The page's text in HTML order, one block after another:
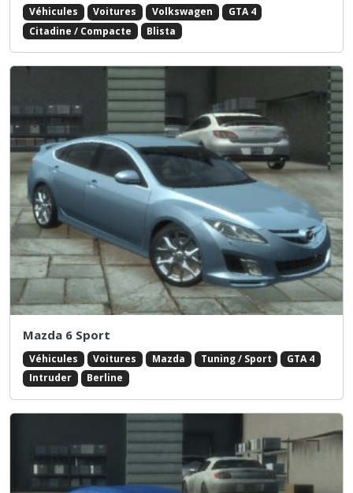
Véhicules Voitures Volkswagen
GTA 4
Citadine / Compacte
Blista
Mazda 6 Sport
Véhicules Voitures Mazda Tuning / Sport
GTA 4
Intruder
Berline